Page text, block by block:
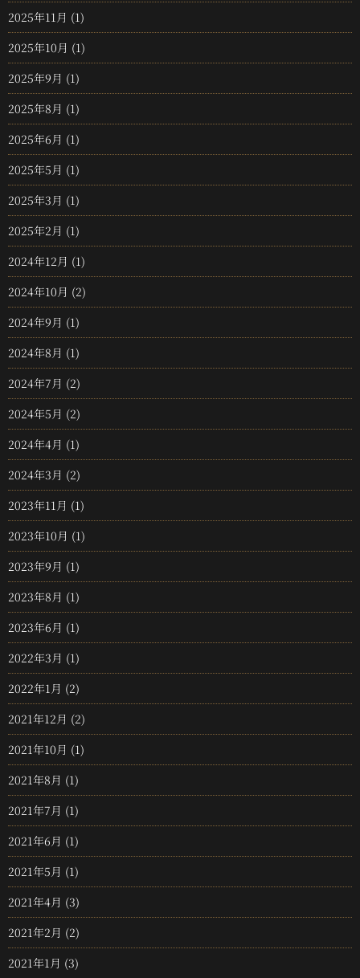
2025年11月 (1)
2025年10月 (1)
2025年9月 (1)
2025年8月 (1)
2025年6月 (1)
2025年5月 (1)
2025年3月 (1)
2025年2月 (1)
2024年12月 (1)
2024年10月 (2)
2024年9月 (1)
2024年8月 (1)
2024年7月 (2)
2024年5月 (2)
2024年4月 (1)
2024年3月 (2)
2023年11月 (1)
2023年10月 (1)
2023年9月 (1)
2023年8月 (1)
2023年6月 (1)
2022年3月 (1)
2022年1月 (2)
2021年12月 (2)
2021年10月 (1)
2021年8月 (1)
2021年7月 (1)
2021年6月 (1)
2021年5月 (1)
2021年4月 (3)
2021年2月 (2)
2021年1月 (3)